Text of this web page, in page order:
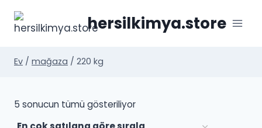
geç
hersilkimya.store
Ev / mağaza / 220 kg
5 sonucun tümü gösteriliyorPopülerliğe
göre